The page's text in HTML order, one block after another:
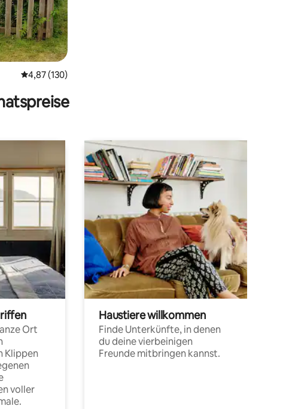
Durchschnittliche Bewertung: 4,87 von 5, 130 Bewertungen
4,87 (130)
Ort
Klippen
voller
Haustiere willkommen
Finde Unterkünfte, in denen
du deine vierbeinigen
Freunde mitbringen kannst.